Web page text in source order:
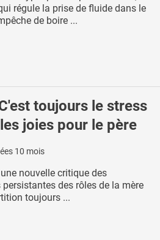
régule la prise de fluide dans le
de boire ...
toujours le stress
joies pour le père
10 mois
nouvelle critique des
des rôles de la mère
toujours ...